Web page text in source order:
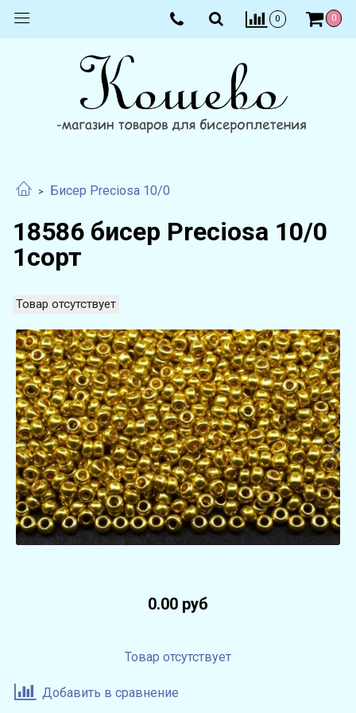
0 0
Бисер Preciosa 10/0
18586 бисер Preciosa 10/0
1сорт
Товар отсутствует
0.00 руб
Товар отсутствует
Добавить в сравнение